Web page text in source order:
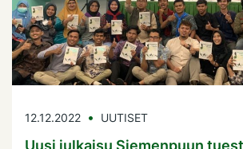
12.12.2022 UUTISET